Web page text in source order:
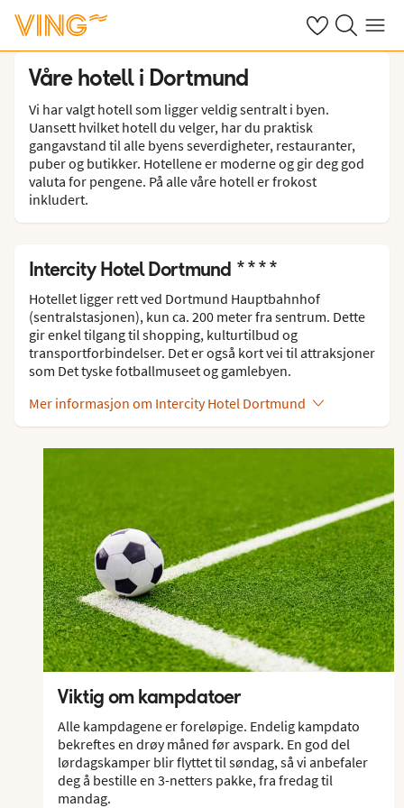
Se dine sparte
Søk påMeny
Våre hotell i Dortmund
Vi har valgt hotell som ligger veldig sentralt i byen.
Uansett hvilket hotell du velger, har du praktisk
gangavstand til alle byens severdigheter, restauranter,
puber og butikker. Hotellene er moderne og gir deg god
valuta for pengene. På alle våre hotell er frokost
inkludert.
Intercity Hotel Dortmund ****
Hotellet ligger rett ved Dortmund Hauptbahnhof
(sentralstasjonen), kun ca. 200 meter fra sentrum. Dette
gir enkel tilgang til shopping, kulturtilbud og
transportforbindelser. Det er også kort vei til attraksjoner
som Det tyske fotballmuseet og gamlebyen.
Mer informasjon om Intercity Hotel Dortmund
Viktig om kampdatoer
Alle kampdagene er foreløpige. Endelig kampdato
bekreftes en drøy måned før avspark. En god del
lørdagskamper blir flyttet til søndag, så vi anbefaler
deg å bestille en 3-netters pakke, fra fredag til
mandag.